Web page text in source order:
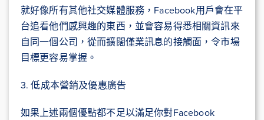
就好像所有其他社交媒體服務，Facebook用戶會在平
台追看他們感興趣的東西，並會容易得悉相關資訊來
自同一個公司，從而擴闊僅業訊息的接觸面，令市場
目標更容易掌握。
3. 低成本營銷及優惠廣告
如果上述兩個優點都不足以滿足你對Facebook